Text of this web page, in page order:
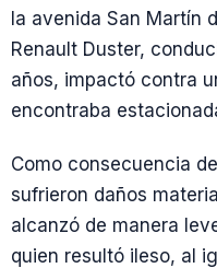
la avenida San Martín
Renault Duster,
años, impactó contra
encontraba
Como consecuencia
sufrieron daños
alcanzó de manera
quien resultó ileso, al